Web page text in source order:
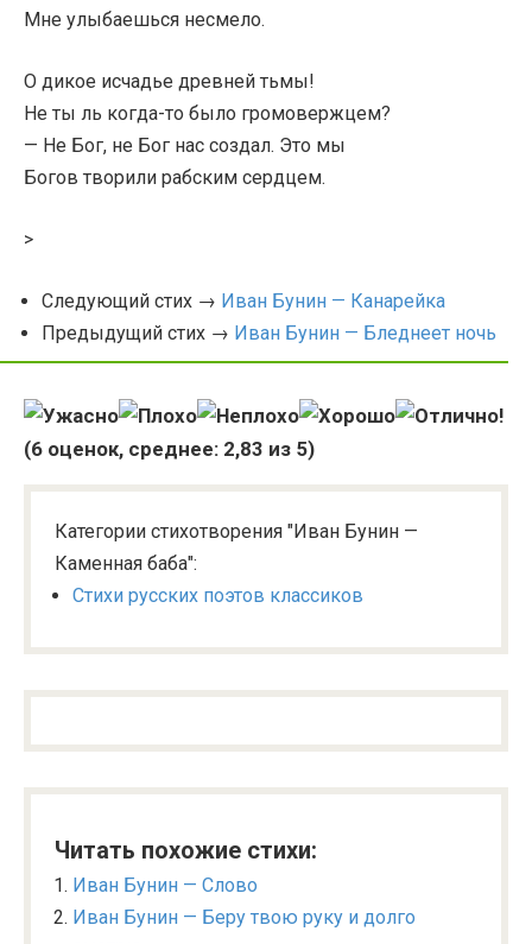
Мне улыбаешься несмело.
О дикое исчадье древней тьмы!
Не ты ль когда-то было громовержцем?
— Не Бог, не Бог нас создал. Это мы
Богов творили рабским сердцем.
>
Следующий стих → Иван Бунин — Канарейка
Предыдущий стих → Иван Бунин — Бледнеет ночь
(6 оценок, среднее: 2,83 из 5)
Категории стихотворения "Иван Бунин —
Каменная баба":
Стихи русских поэтов классиков
Читать похожие стихи:
Иван Бунин — Слово
Иван Бунин — Беру твою руку и долго